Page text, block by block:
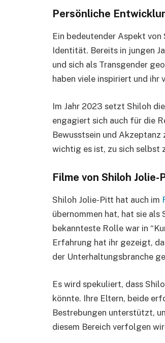
Persönliche
Ein bedeutender Aspekt
Identität. Bereits in jungen
und sich als Transgender
haben viele inspiriert und ihr
Im Jahr 2023 setzt Shiloh
engagiert sich auch für die
Bewusstsein und
wichtig es ist, zu sich selbst
Filme von Shiloh Jolie-
Shiloh Jolie-Pitt hat auch im
übernommen hat, hat sie
bekannteste Rolle war in
Erfahrung hat ihr gezeigt,
der Unterhaltungsbranche
Es wird spekuliert, dass
könnte. Ihre Eltern, beide
Bestrebungen unterstützt,
diesem Bereich verfolgen